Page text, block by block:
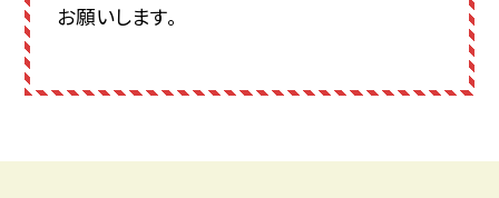
お願いします。